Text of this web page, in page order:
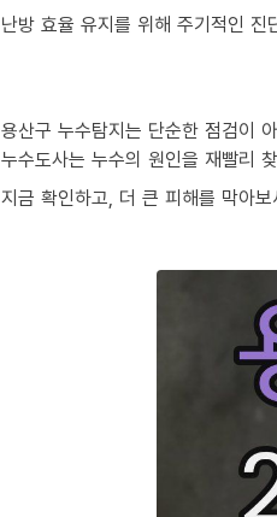
난방 효율 유지를 위해 주기적인 진
용산구 누수탐지는 단순한 점검이
누수도사는 누수의 원인을 재빨리
지금 확인하고, 더 큰 피해를 막아보